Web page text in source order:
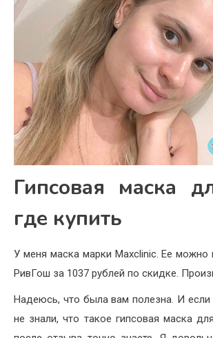
Гипсовая маска
где купить
У меня маска марки Maxclinic. Ее можно
РивГош за 1037 рублей по скидке.
Надеюсь, что была вам полезна. И если
не знали, что такое гипсовая маска